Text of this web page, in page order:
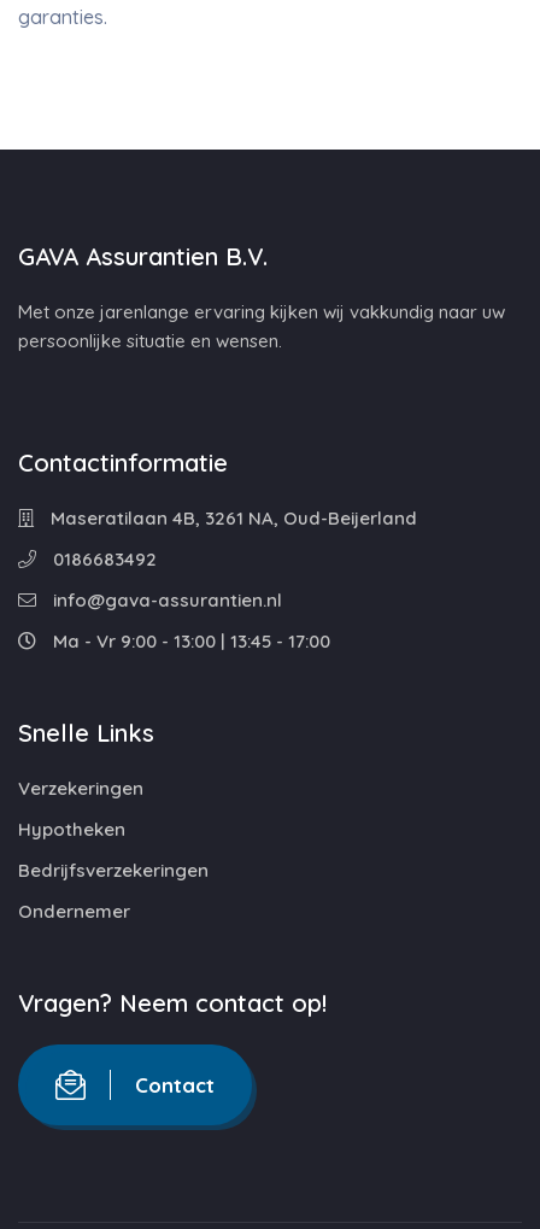
garanties.
GAVA Assurantien B.V.
Met onze jarenlange ervaring kijken wij vakkundig naar uw
persoonlijke situatie en wensen.
Contactinformatie
Maseratilaan 4B, 3261 NA, Oud-Beijerland
0186683492
info@gava-assurantien.nl
Ma - Vr 9:00 - 13:00 | 13:45 - 17:00
Snelle Links
Verzekeringen
Hypotheken
Bedrijfsverzekeringen
Ondernemer
Vragen? Neem contact op!
Contact